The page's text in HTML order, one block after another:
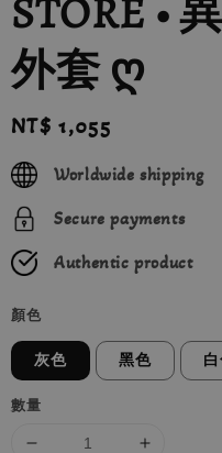
STORE •
外套 ღ
Regular
price
NT$ 1,055
Worldwide shipping
Secure payments
Authentic product
顏色
灰色 黑色
數量